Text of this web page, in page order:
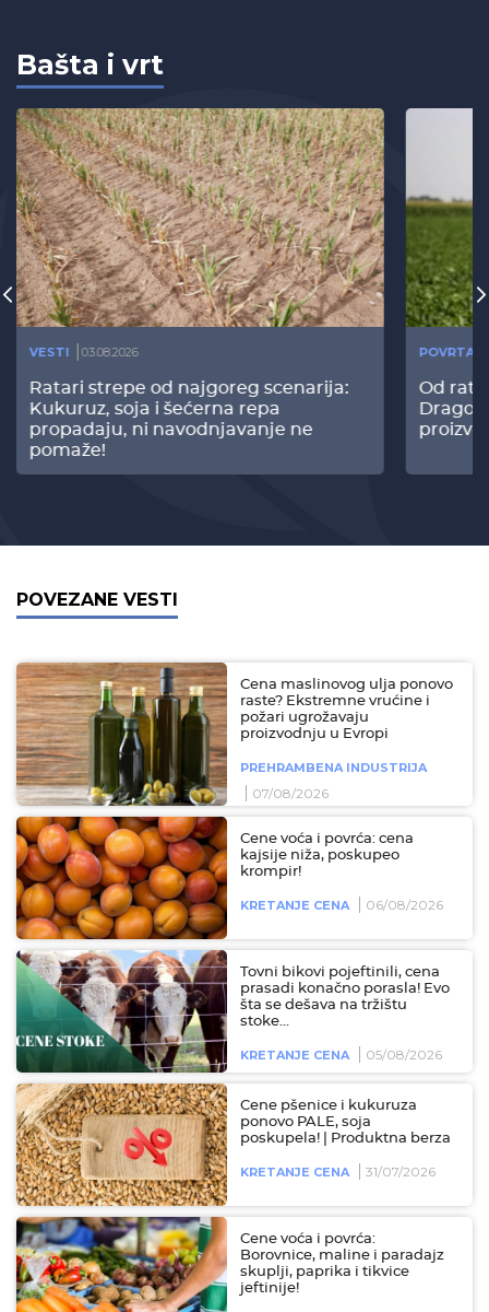
Bašta i vrt
VESTI 03.08.2026
Ratari strepe od najgoreg scenarija:
Kukuruz, soja i šećerna repa
propadaju, ni navodnjavanje ne
pomaže!
Od
POVEZANE VESTI
Cena maslinovog ulja ponovo
raste? Ekstremne vrućine i
požari ugrožavaju
proizvodnju u Evropi
PREHRAMBENA INDUSTRIJA
07/08/2026
Cene voća i povrća: cena
kajsije niža, poskupeo
krompir!
KRETANJE CENA 06/08/2026
Tovni bikovi pojeftinili, cena
prasadi konačno porasla! Evo
šta se dešava na tržištu
stoke...
KRETANJE CENA 05/08/2026
Cene pšenice i kukuruza
ponovo PALE, soja
poskupela! | Produktna berza
KRETANJE CENA 31/07/2026
Cene voća i povrća:
Borovnice, maline i paradajz
skuplji, paprika i tikvice
jeftinije!